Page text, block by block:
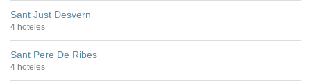
Sant Just Desvern
4 hoteles
Sant Pere De Ribes
4 hoteles